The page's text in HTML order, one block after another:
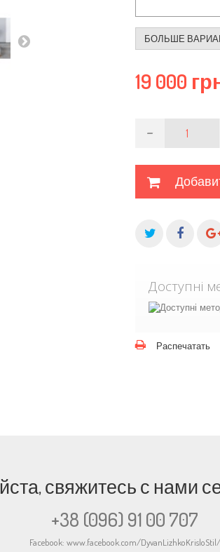
БОЛЬШЕ
19 000
-
Доступні
Распечатать
свяжитесь с нами
+38 (096) 91 00 707
Facebook: www.facebook.com/DyvanLizhkoKrisloStil/